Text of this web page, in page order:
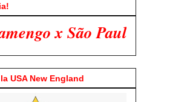
Venha Participar
USA New England